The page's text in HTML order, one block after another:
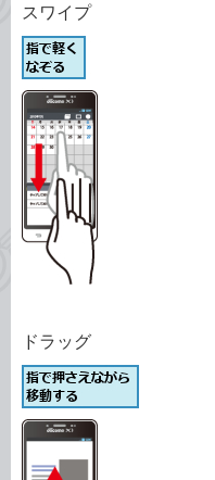
スワイプ
ドラッグ